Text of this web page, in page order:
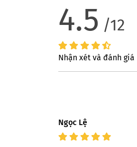
4.5/12
Nhận xét và đánh giá
Ngọc Lệ